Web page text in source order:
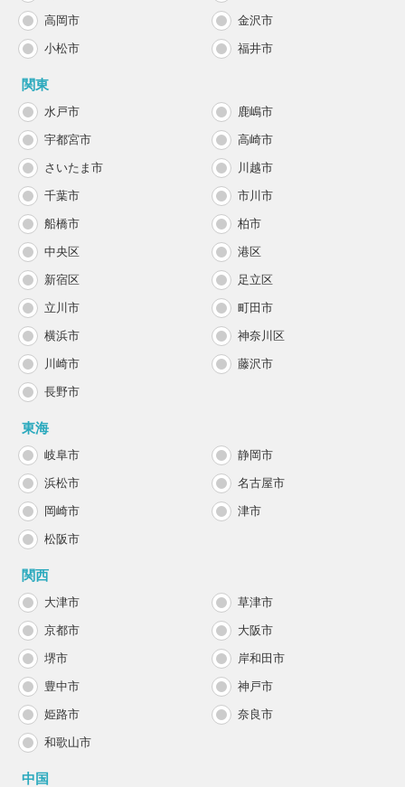
高岡市 金沢市
小松市 福井市
関東
水戸市 鹿嶋市
宇都宮市 高崎市
さいたま市 川越市
千葉市 市川市
船橋市 柏市
中央区 港区
新宿区 足立区
立川市 町田市
横浜市 神奈川区
川崎市 藤沢市
長野市
東海
岐阜市 静岡市
浜松市 名古屋市
岡崎市 津市
松阪市
関西
大津市 草津市
京都市 大阪市
堺市 岸和田市
豊中市 神戸市
姫路市 奈良市
和歌山市
中国